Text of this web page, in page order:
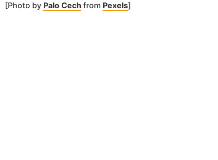
[Photo by Palo Cech from Pexels]